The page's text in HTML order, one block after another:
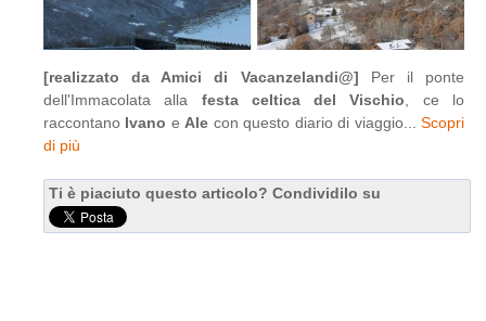
[realizzato da Amici di Vacanzelandi@] Per il ponte
dell'Immacolata alla festa celtica del Vischio, ce lo
raccontano Ivano eAle con questo diario di viaggio...Scopri
di più
Ti è piaciuto questo articolo? Condividilo su